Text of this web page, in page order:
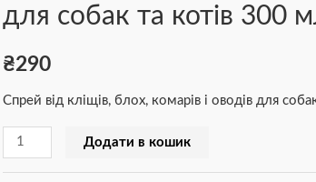
для собак та котів 300
₴290
Спрей від кліщів, блох, комарів і оводів для
та
300
Додати в кошик